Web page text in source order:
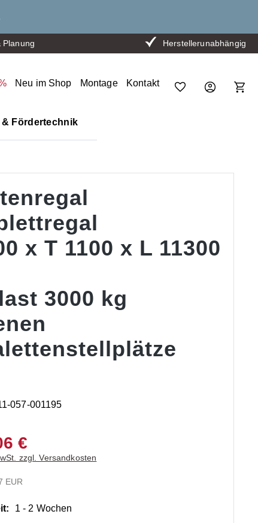
Planung Herstellerunabhängig
Neu im Shop Montage Kontakt
Fördertechnik
x T 1100 x L 11300
3000 kg
057-001195
€
zzgl. Versandkosten
EUR
1 - 2 Wochen